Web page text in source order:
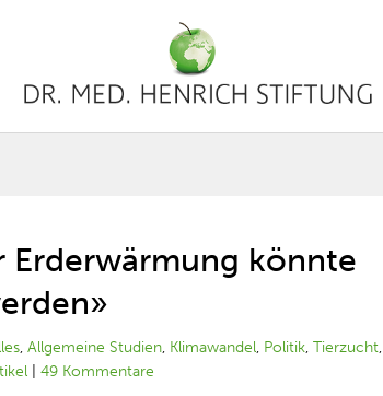
Erderwärmung könnte
,Allgemeine Studien, Klimawandel, Politik,Tierzucht,
|49 Kommentare